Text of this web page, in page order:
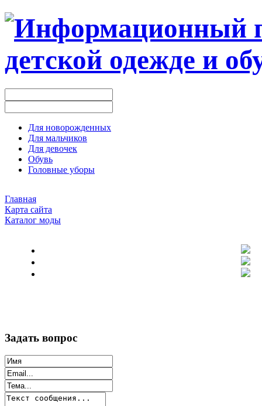
Для новорожденных
Для мальчиков
Для девочек
Обувь
Головные уборы
Главная
Карта сайта
Каталог моды
Задать вопрос